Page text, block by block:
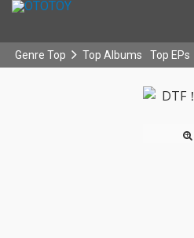
Genre Top Top Albums Top EPs